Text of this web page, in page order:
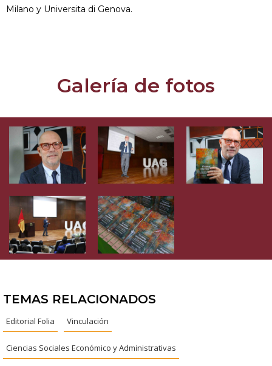
Milano y Universita di Genova.
Galería de fotos
TEMAS RELACIONADOS
Editorial Folia Vinculación
Ciencias Sociales Económico y Administrativas